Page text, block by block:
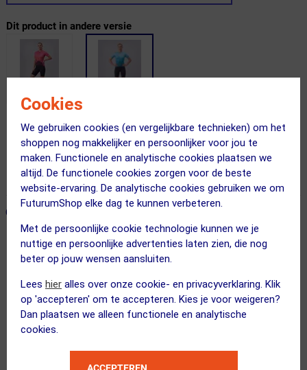
Cookies
We gebruiken cookies (en vergelijkbare technieken) om het
shoppen nog makkelijker en persoonlijker voor jou te
maken. Functionele en analytische cookies plaatsen we
altijd. De functionele cookies zorgen voor de beste
website-ervaring. De analytische cookies gebruiken we om
FuturumShop elke dag te kunnen verbeteren.
Met de persoonlijke cookie technologie kunnen we je
nuttige en persoonlijke advertenties laten zien, die nog
beter op jouw wensen aansluiten.
Lees hier alles over onze cookie- en privacyverklaring. Klik
op 'accepteren' om te accepteren. Kies je voor weigeren?
Dan plaatsen we alleen functionele en analytische
cookies.
Dit product in andere versie
Gratis bezorging & retourneren
Vandaag besteld = maandag in huis!
365 dagen retourrecht
← Terug naar productnavigatie
ONZE AANBEVOLEN COMBINATIE
MARA
Elan Fietsshirt Korte Mouwen Oceaan...